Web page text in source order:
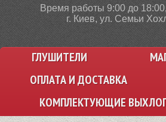
Время работы 9:00 до
г. Киев, ул. Семьи
ГЛУШИТЕЛИ
ОПЛАТА И ДОСТАВКА
КОМПЛЕКТУЮЩИЕ